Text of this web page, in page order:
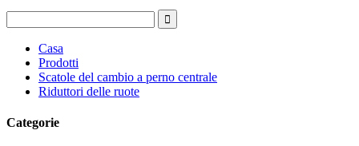
Casa
Prodotti
Scatole del cambio a perno centrale
Riduttori delle ruote
Categorie